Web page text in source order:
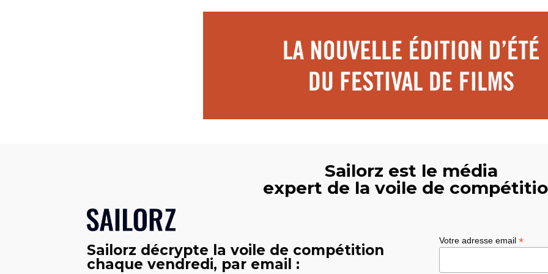
Sailorz est le média
expert de la voile de
Sailorz décrypte la voile de compétition
chaque vendredi, par email :
Votre adresse email *